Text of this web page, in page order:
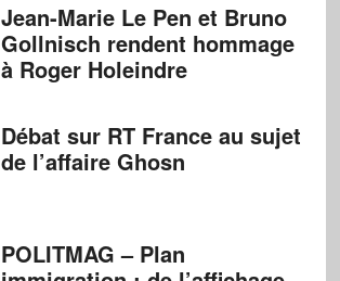
Jean-Marie Le Pen et Bruno
Gollnisch rendent hommage
à Roger Holeindre
Débat sur RT France au sujet
de l’affaire Ghosn
POLITMAG – Plan